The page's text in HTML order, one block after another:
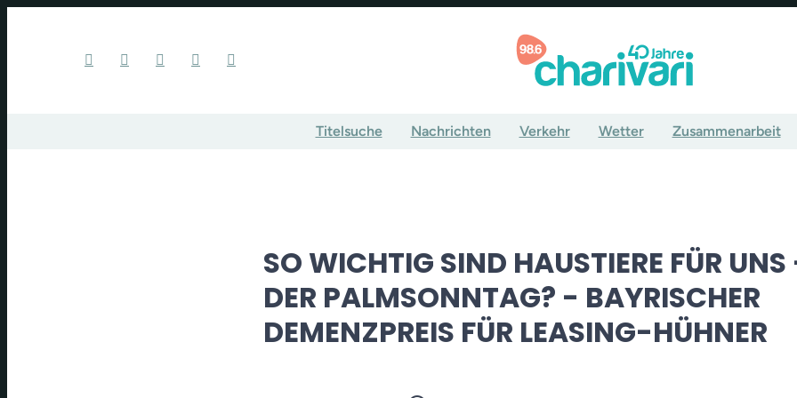
Titelsuche Nachrichten Verkehr Wetter Zusammenarbeit
SO WICHTIG SIND HAUSTIERE FÜR
DER PALMSONNTAG? - BAYRISCHER
DEMENZPREIS FÜR LEASING-HÜHNER